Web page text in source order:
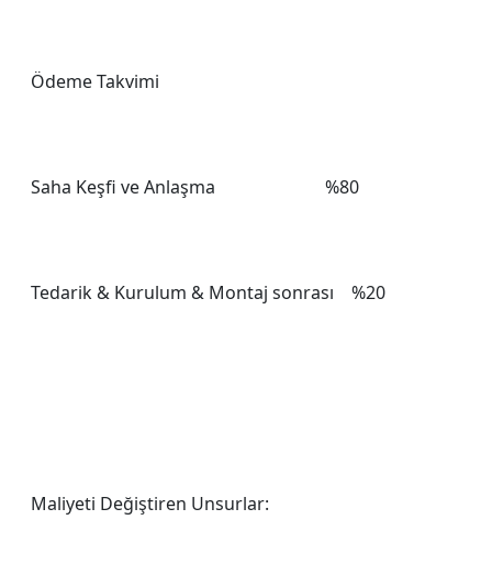
Ödeme Takvimi
Saha Keşfi ve Anlaşma %80
Tedarik & Kurulum & Montaj sonrası %20
Maliyeti Değiştiren Unsurlar: